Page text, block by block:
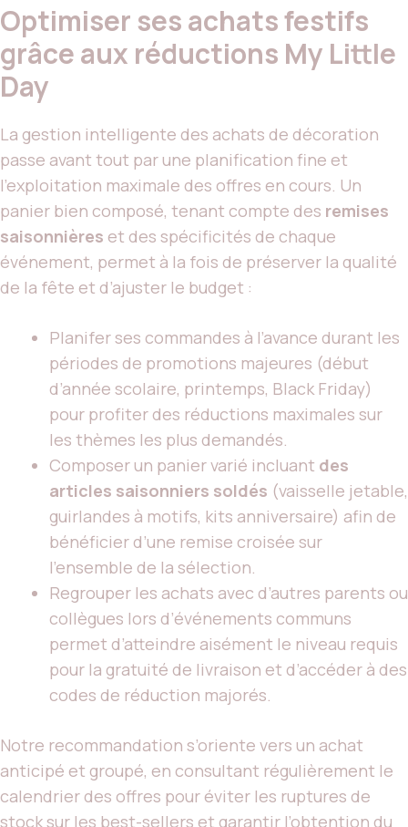
Optimiser ses achats festifs
grâce aux réductions My Little
Day
La gestion intelligente des achats de décoration
passe avant tout par une planification fine et
l’exploitation maximale des offres en cours. Un
panier bien composé, tenant compte des remises
saisonnières et des spécificités de chaque
événement, permet à la fois de préserver la qualité
de la fête et d’ajuster le budget :
Planifer ses commandes à l’avance durant les
périodes de promotions majeures (début
d’année scolaire, printemps, Black Friday)
pour profiter des réductions maximales sur
les thèmes les plus demandés.
Composer un panier varié incluant des
articles saisonniers soldés (vaisselle jetable,
guirlandes à motifs, kits anniversaire) afin de
bénéficier d’une remise croisée sur
l’ensemble de la sélection.
Regrouper les achats avec d’autres parents ou
collègues lors d’événements communs
permet d’atteindre aisément le niveau requis
pour la gratuité de livraison et d’accéder à des
codes de réduction majorés.
Notre recommandation s’oriente vers un achat
anticipé et groupé, en consultant régulièrement le
calendrier des offres pour éviter les ruptures de
stock sur les best-sellers et garantir l’obtention du